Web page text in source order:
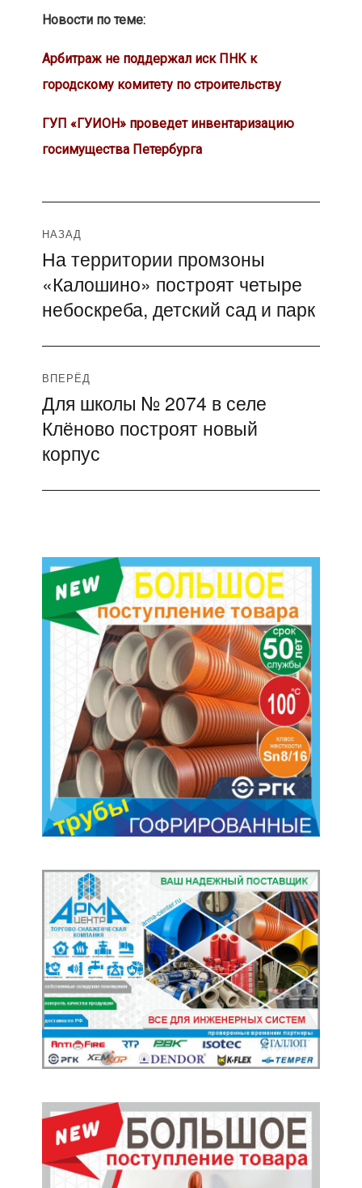
Новости по теме:
Арбитраж не поддержал иск ПНК к
городскому комитету по строительству
ГУП «ГУИОН» проведет инвентаризацию
госимущества Петербурга
Навигация
по
записям
НАЗАД
Предыдущая
запись:
На территории промзоны
«Калошино» построят четыре
небоскреба, детский сад и парк
ВПЕРЁД
Следующая
запись:
Для школы № 2074 в селе
Клёново построят новый
корпус